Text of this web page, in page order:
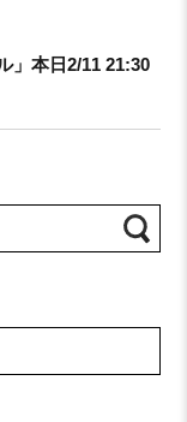
」本日2/11 21:30